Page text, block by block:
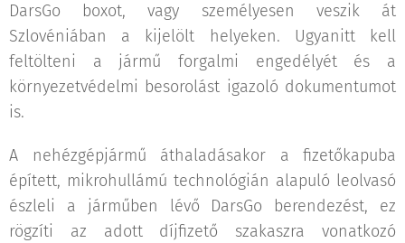
DarsGo boxot, vagy személyesen veszik át
Szlovéniában a kijelölt helyeken. Ugyanitt kell
feltölteni a jármű forgalmi engedélyét és a
környezetvédelmi besorolást igazoló dokumentumot
is.
A nehézgépjármű áthaladásakor a fizetőkapuba
épített, mikrohullámú technológián alapuló leolvasó
észleli a járműben lévő DarsGo berendezést, ez
rögzíti az adott díjfizető szakaszra vonatkozó